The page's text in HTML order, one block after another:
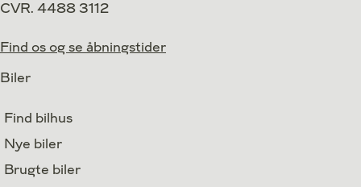
CVR. 4488 3112
Find os og se åbningstider
Biler
Find bilhus
Nye biler
Brugte biler